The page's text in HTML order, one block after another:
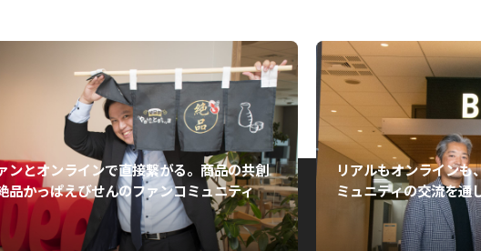
ンとオンラインで直接繋がる。商品の共創
品かっぱえびせんのファンコミュニティ
リアルもオンラインも
ミュニティの交流を通